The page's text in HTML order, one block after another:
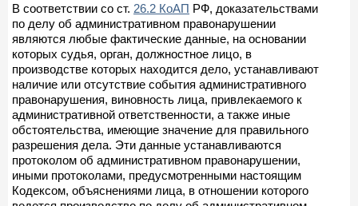
В соответствии со ст. 26.2 КоАП РФ, доказательствами
по делу об административном правонарушении
являются любые фактические данные, на основании
которых судья, орган, должностное лицо, в
производстве которых находится дело, устанавливают
наличие или отсутствие события административного
правонарушения, виновность лица, привлекаемого к
административной ответственности, а также иные
обстоятельства, имеющие значение для правильного
разрешения дела. Эти данные устанавливаются
протоколом об административном правонарушении,
иными протоколами, предусмотренными настоящим
Кодексом, объяснениями лица, в отношении которого